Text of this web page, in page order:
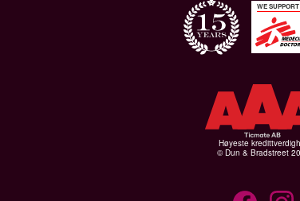
WE SUPPORT
Høyeste
© Dun & Bradstreet